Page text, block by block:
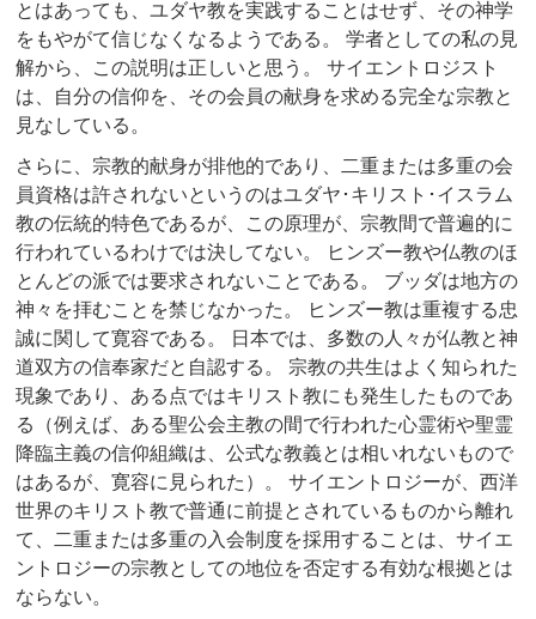
とはあっても、ユダヤ教を実践することはせず、その神学
をもやがて信じなくなるようである。 学者としての私の見
解から、この説明は正しいと思う。 サイエントロジスト
は、自分の信仰を、その会員の献身を求める完全な宗教と
見なしている。
さらに、宗教的献身が排他的であり、二重または多重の会
員資格は許されないというのはユダヤ･キリスト･イスラム
教の伝統的特色であるが、この原理が、宗教間で普遍的に
行われているわけでは決してない。 ヒンズー教や仏教のほ
とんどの派では要求されないことである。 ブッダは地方の
神々を拝むことを禁じなかった。 ヒンズー教は重複する忠
誠に関して寛容である。 日本では、多数の人々が仏教と神
道双方の信奉家だと自認する。 宗教の共生はよく知られた
現象であり、ある点ではキリスト教にも発生したものであ
る（例えば、ある聖公会主教の間で行われた心霊術や聖霊
降臨主義の信仰組織は、公式な教義とは相いれないもので
はあるが、寛容に見られた）。 サイエントロジーが、西洋
世界のキリスト教で普通に前提とされているものから離れ
て、二重または多重の入会制度を採用することは、サイエ
ントロジーの宗教としての地位を否定する有効な根拠とは
ならない。